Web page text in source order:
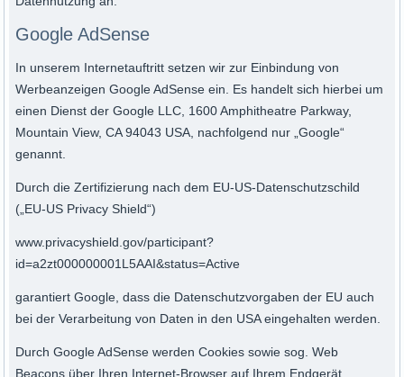
Google AdSense
In unserem Internetauftritt setzen wir zur Einbindung von
Werbeanzeigen Google AdSense ein. Es handelt sich hierbei um
einen Dienst der Google LLC, 1600 Amphitheatre Parkway,
Mountain View, CA 94043 USA, nachfolgend nur „Google“
genannt.
Durch die Zertifizierung nach dem EU-US-Datenschutzschild
(„EU-US Privacy Shield“)
www.privacyshield.gov/participant?
id=a2zt000000001L5AAI&status=Active
garantiert Google, dass die Datenschutzvorgaben der EU auch
bei der Verarbeitung von Daten in den USA eingehalten werden.
Durch Google AdSense werden Cookies sowie sog. Web
Beacons über Ihren Internet-Browser auf Ihrem Endgerät